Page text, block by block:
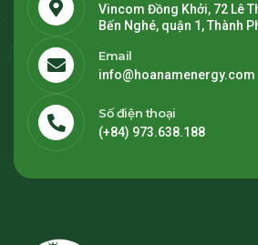
Vincom Đồng Khởi, 72 Lê
Bến Nghé, quận 1, Thành
Email
info@hoanamenergy.com
Số điện thoại
(+84) 973.638.188